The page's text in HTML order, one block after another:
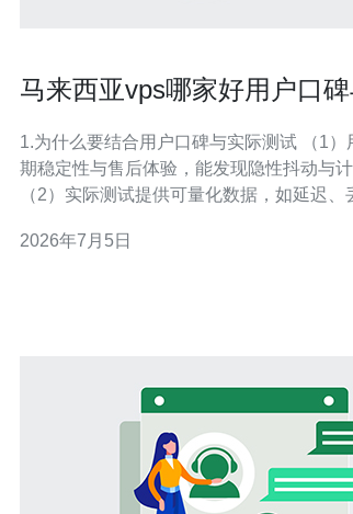
马来西亚vps哪家好用户口
1.为什么要结合用户口碑与实际测试 （1）
期稳定性与售后体验，能发现隐性抖动与计
（2）实际测试提供可量化数据，如延迟、
碑但数据差需谨慎，数据好但口碑差需关注
2026年7月5日